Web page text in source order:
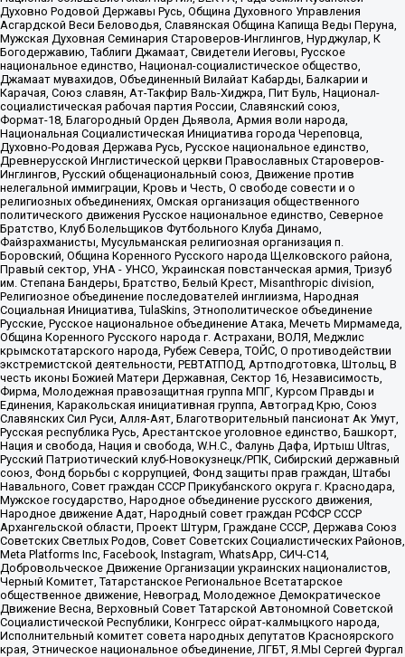
Духовно Родовой Державы Русь, Община Духовного Управления
Асгардской Веси Беловодья, Славянская Община Капища Веды Перуна,
Мужская Духовная Семинария Староверов-Инглингов, Нурджулар, К
Богодержавию, Таблиги Джамаат, Свидетели Иеговы, Русское
национальное единство, Национал-социалистическое общество,
Джамаат мувахидов, Объединенный Вилайат Кабарды, Балкарии и
Карачая, Союз славян, Ат-Такфир Валь-Хиджра, Пит Буль, Национал-
социалистическая рабочая партия России, Славянский союз,
Формат-18, Благородный Орден Дьявола, Армия воли народа,
Национальная Социалистическая Инициатива города Череповца,
Духовно-Родовая Держава Русь, Русское национальное единство,
Древнерусской Инглистической церкви Православных Староверов-
Инглингов, Русский общенациональный союз, Движение против
нелегальной иммиграции, Кровь и Честь, О свободе совести и о
религиозных объединениях, Омская организация общественного
политического движения Русское национальное единство, Северное
Братство, Клуб Болельщиков Футбольного Клуба Динамо,
Файзрахманисты, Мусульманская религиозная организация п.
Боровский, Община Коренного Русского народа Щелковского района,
Правый сектор, УНА - УНСО, Украинская повстанческая армия, Тризуб
им. Степана Бандеры, Братство, Белый Крест, Misanthropic division,
Религиозное объединение последователей инглиизма, Народная
Социальная Инициатива, TulaSkins, Этнополитическое объединение
Русские, Русское национальное объединение Атака, Мечеть Мирмамеда,
Община Коренного Русского народа г. Астрахани, ВОЛЯ, Меджлис
крымскотатарского народа, Рубеж Севера, ТОЙС, О противодействии
экстремистской деятельности, РЕВТАТПОД, Артподготовка, Штольц, В
честь иконы Божией Матери Державная, Сектор 16, Независимость,
Фирма, Молодежная правозащитная группа МПГ, Курсом Правды и
Единения, Каракольская инициативная группа, Автоград Крю, Союз
Славянских Сил Руси, Алля-Аят, Благотворительный пансионат Ак Умут,
Русская республика Русь, Арестантское уголовное единство, Башкорт,
Нация и свобода, Нация и свобода, W.H.С., Фалунь Дафа, Иртыш Ultras,
Русский Патриотический клуб-Новокузнецк/РПК, Сибирский державный
союз, Фонд борьбы с коррупцией, Фонд защиты прав граждан, Штабы
Навального, Совет граждан СССР Прикубанского округа г. Краснодара,
Мужское государство, Народное объединение русского движения,
Народное движение Адат, Народный совет граждан РСФСР СССР
Архангельской области, Проект Штурм, Граждане СССР, Держава Союз
Советских Светлых Родов, Совет Советских Социалистических Районов,
Meta Platforms Inc, Facebook, Instagram, WhatsApp, СИЧ-С14,
Добровольческое Движение Организации украинских националистов,
Черный Комитет, Татарстанское Региональное Всетатарское
общественное движение, Невоград, Молодежное Демократическое
Движение Весна, Верховный Совет Татарской Автономной Советской
Социалистической Республики, Конгресс ойрат-калмыцкого народа,
Исполнительный комитет совета народных депутатов Красноярского
края, Этническое национальное объединение, ЛГБТ, Я.МЫ Сергей Фургал